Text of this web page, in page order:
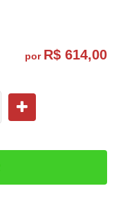
por R$ 614,00